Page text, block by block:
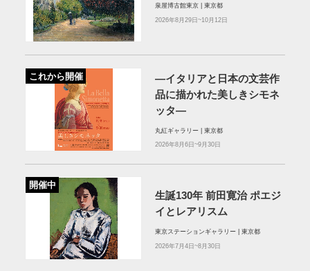
泉屋博古館東京 | 東京都
2026年8月29日~10月12日
これから開催
—イタリアと日本の文芸作
品に描かれた美しきシモネ
ッタ—
丸紅ギャラリー | 東京都
2026年8月6日~9月30日
開催中
生誕130年 前田寛治 ポエジ
イとレアリスム
東京ステーションギャラリー | 東京都
2026年7月4日~8月30日